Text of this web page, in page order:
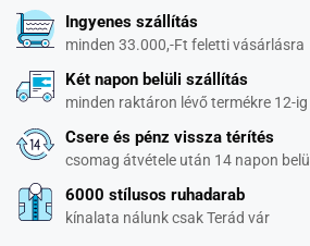
Ingyenes szállítás
minden 33.000,-Ft feletti vásárlásra
Két napon belüli szállítás
minden raktáron lévő termékre 12-ig
Csere és pénz vissza térítés
csomag átvétele után 14 napon belül
6000 stílusos ruhadarab
kínalata nálunk csak Terád vár